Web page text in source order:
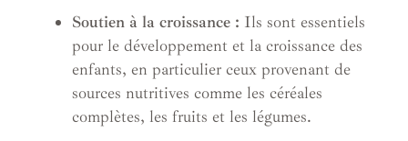
Soutien à la croissance : Ils sont essentiels
pour le développement et la croissance des
enfants, en particulier ceux provenant de
sources nutritives comme les céréales
complètes, les fruits et les légumes.